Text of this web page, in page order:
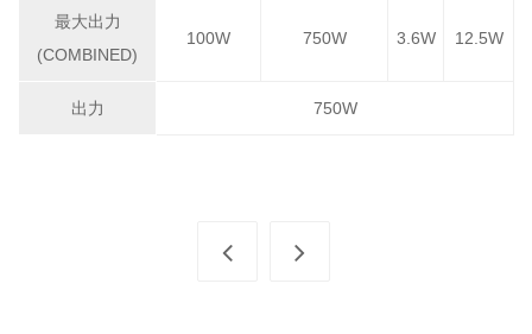
最大出力
(COMBINED)
100W 750W 3.6W 12.5W
出力 750W